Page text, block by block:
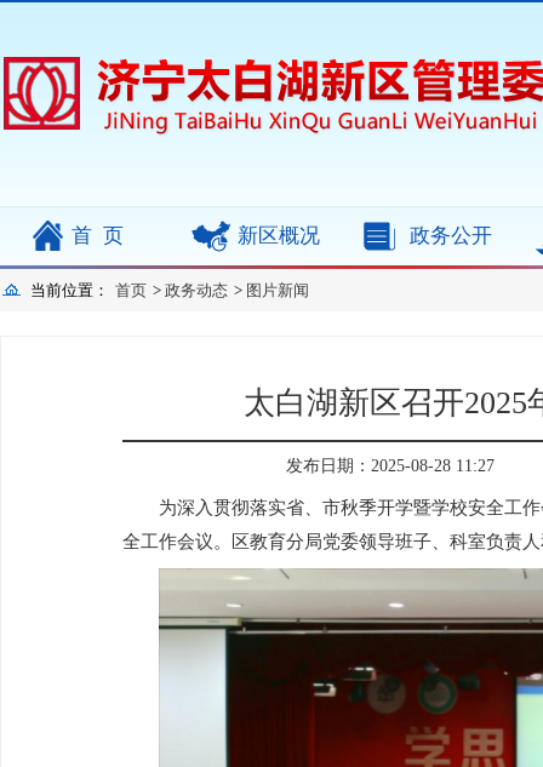
首页 新区概况 政务公开
当前位置： 首页 > 政务动态 > 图片新闻
太白湖新区召开
发布日期：2025-08-28 11:27
为深入贯彻落实省、市秋季开学暨学校安全工
全工作会议。区教育分局党委领导班子、科室负责